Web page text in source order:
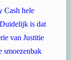
Cash hele
is dat
van Justitie
smoezenbak